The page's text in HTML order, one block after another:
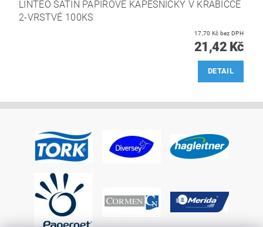
LINTEO SATIN PAPÍROVÉ KAPESNÍČKY V KRABIČCE
2-VRSTVÉ 100KS
17,70 Kč bez DPH
21,42 Kč
DETAIL